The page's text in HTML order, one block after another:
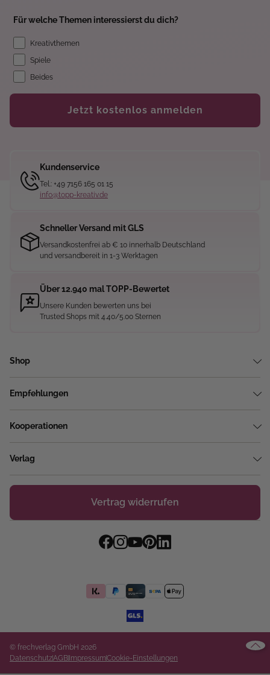
Für welche Themen interessierst du dich?
Kreativthemen
Spiele
Beides
Jetzt kostenlos anmelden
Kundenservice
Tel.: +49 7156 165 01 15
info@topp-kreativ.de
Schneller Versand mit GLS
Versandkostenfrei ab € 10 innerhalb Deutschland
und versandbereit in 1-3 Werktagen
Über 12.940 mal TOPP-Bewertet
Unsere Kunden bewerten uns bei
Trusted Shops mit 4.40/5.00 Sternen
Shop
Empfehlungen
Kooperationen
Verlag
Vertrag widerrufen
© frechverlag GmbH 2026
DatenschutzAGB ImpressumCookie-Einstellungen